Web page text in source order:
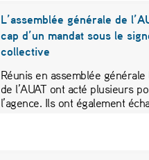
L’assemblée générale de
cap d’un mandat sous le
collective
Réunis en assemblée
de l’AUAT ont acté plusieurs
l’agence. Ils ont également